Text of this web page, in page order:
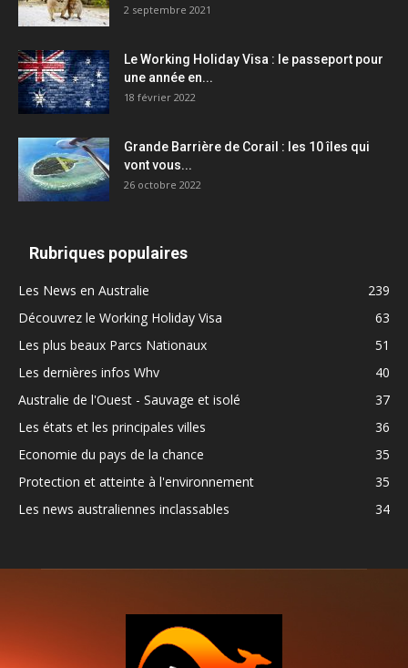
2 septembre 2021
Le Working Holiday Visa : le passeport pour
une année en...
18 février 2022
Grande Barrière de Corail : les 10 îles qui
vont vous...
26 octobre 2022
Rubriques populaires
Les News en Australie
239
Découvrez le Working Holiday Visa
63
Les plus beaux Parcs Nationaux
51
Les dernières infos Whv
40
Australie de l'Ouest - Sauvage et isolé
37
Les états et les principales villes
36
Economie du pays de la chance
35
Protection et atteinte à l'environnement
35
Les news australiennes inclassables
34